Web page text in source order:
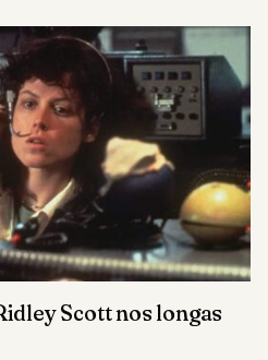
Scott nos longas